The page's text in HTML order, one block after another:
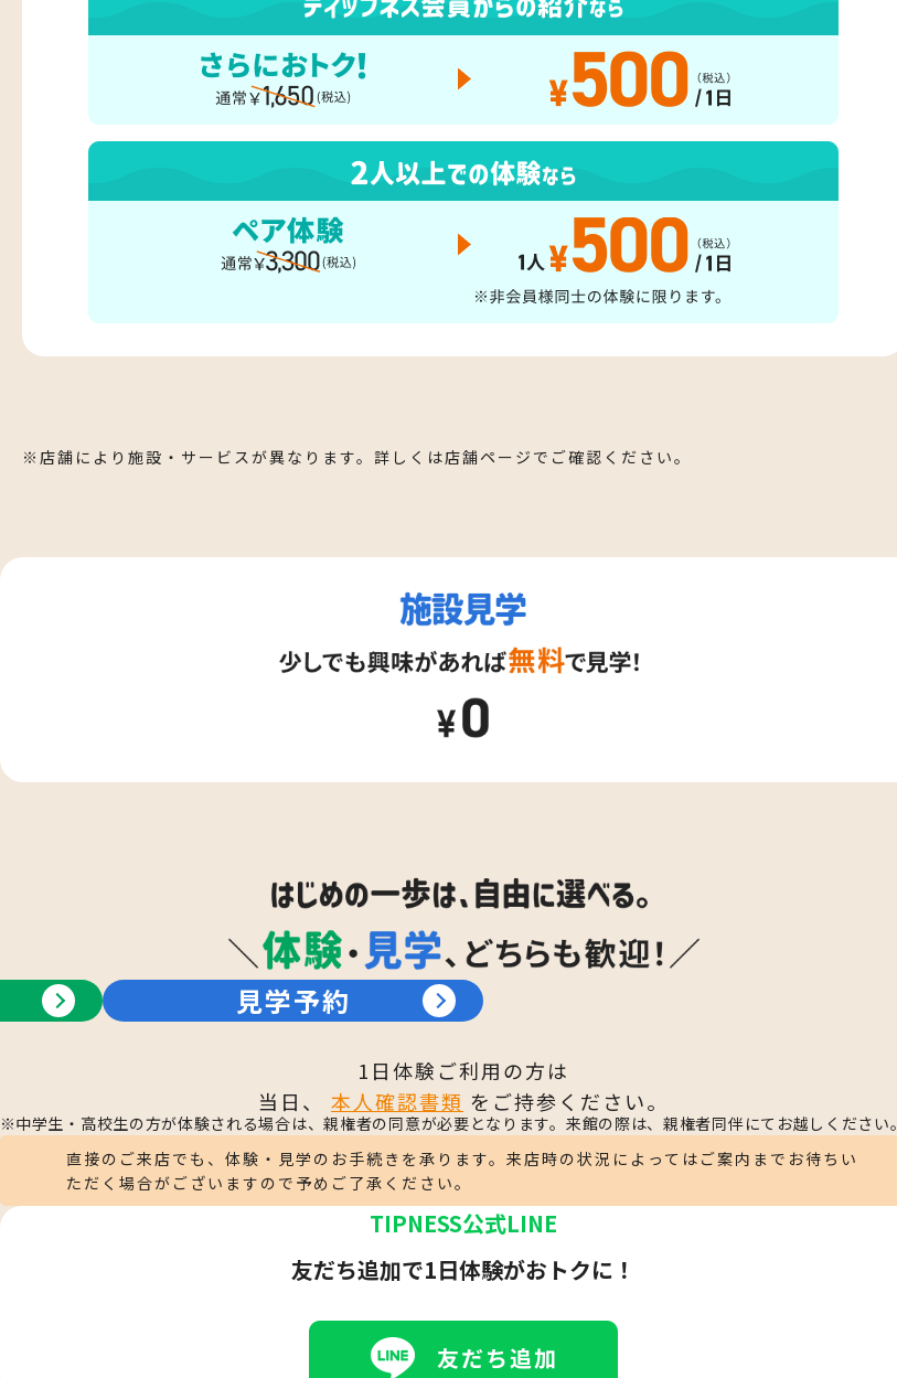
※店舗により施設・サービスが異なります。詳しくは店舗ページでご確認ください。
見学予約
1日体験ご利用の方は
当日、 本人確認書類 をご持参ください。
中学生・高校生の方が体験される場合は、親権者の同意が必要となります。来館の際は、親権者同伴にてお越しください。
直接のご来店でも、体験・見学のお手続きを承ります。来店時の状況によってはご案内までお待ちい
ただく場合がございますので予めご了承ください。
TIPNESS公式LINE
友だち追加で1日体験がおトクに！